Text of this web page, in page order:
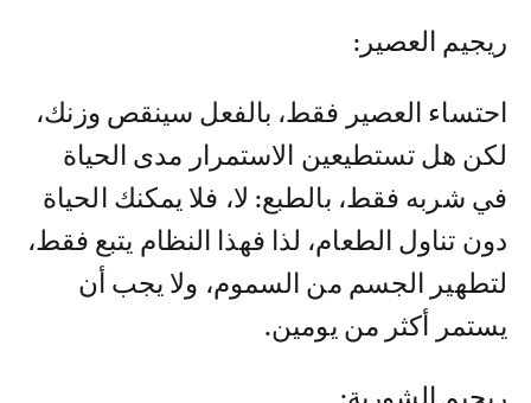
ريجيم العصير:
احتساء العصير فقط، بالفعل سينقص وزنك،
لكن هل تستطيعين الاستمرار مدى الحياة
في شربه فقط، بالطبع: لا، فلا يمكنك الحياة
دون تناول الطعام، لذا فهذا النظام يتبع فقط،
لتطهير الجسم من السموم، ولا يجب أن
يستمر أكثر من يومين.